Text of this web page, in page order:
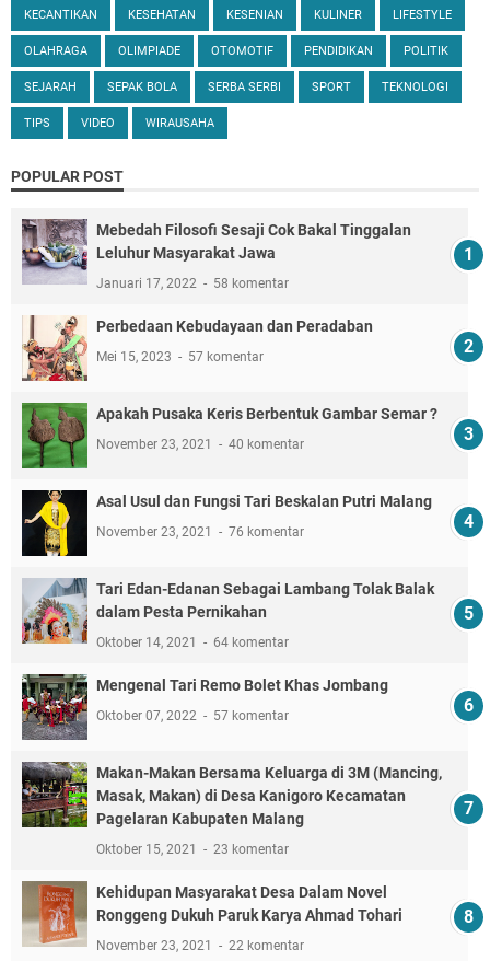
KECANTIKAN KESEHATAN KESENIAN KULINER LIFESTYLE
OLAHRAGA OLIMPIADE OTOMOTIF PENDIDIKAN POLITIK
SEJARAH SEPAK BOLA SERBA SERBI SPORT TEKNOLOGI
TIPS VIDEO WIRAUSAHA
POPULAR POST
Mebedah Filosofi Sesaji Cok Bakal Tinggalan
Leluhur Masyarakat Jawa
Januari 17, 2022 58 komentar
Perbedaan Kebudayaan dan Peradaban
Mei 15, 2023 57 komentar
Apakah Pusaka Keris Berbentuk Gambar Semar ?
November 23, 2021 40 komentar
Asal Usul dan Fungsi Tari Beskalan Putri Malang
November 23, 2021 76 komentar
Tari Edan-Edanan Sebagai Lambang Tolak Balak
dalam Pesta Pernikahan
Oktober 14, 2021 64 komentar
Mengenal Tari Remo Bolet Khas Jombang
Oktober 07, 2022 57 komentar
Makan-Makan Bersama Keluarga di 3M (Mancing,
Masak, Makan) di Desa Kanigoro Kecamatan
Pagelaran Kabupaten Malang
Oktober 15, 2021 23 komentar
Kehidupan Masyarakat Desa Dalam Novel
Ronggeng Dukuh Paruk Karya Ahmad Tohari
November 23, 2021 22 komentar